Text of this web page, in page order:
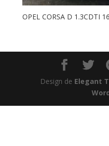
OPEL CORSA D 1.3CDTI
Design de Elegant